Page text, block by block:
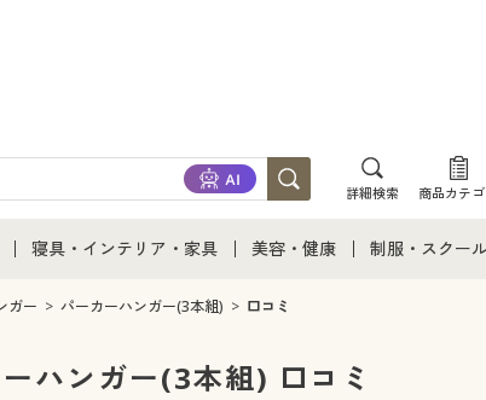
詳細検索 商品カテゴ
カタロ
べて
寝具・インテリア・家具
寝具・インテリア・家具通販すべて
家具・収納
美容・健康
美容・健康通販すべて
美容・健康・サプリメント
制服・スクー
ガー パーカーハンガー(3本組) 口コミ
ハンガー(3本組) 口コミ